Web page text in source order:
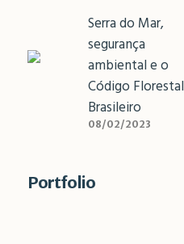
Serra do Mar,
segurança
ambiental e o
Código Florestal
Brasileiro
08/02/2023
Portfolio